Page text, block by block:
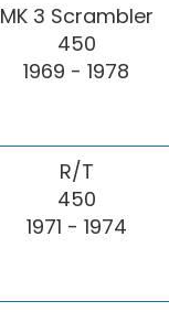
MK 3 Scrambler
450
1969 - 1978
R/T
450
1971 - 1974